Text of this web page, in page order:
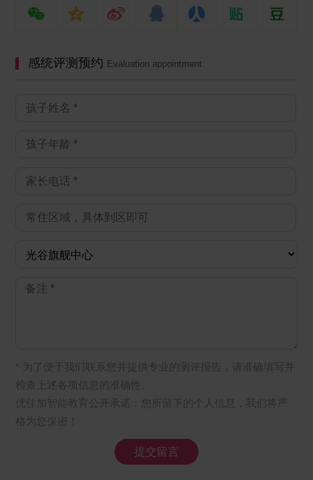
感统评测预约 Evaluation appointment
* 为了便于我们联系您并提供专业的测评报告，请准确填写并
检查上述各项信息的准确性。
优佳加智能教育公开承诺：您所留下的个人信息，我们将严
格为您保密！